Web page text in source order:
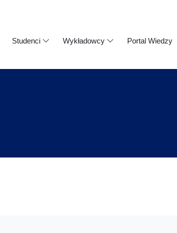
Studenci Wykładowcy Portal Wiedzy